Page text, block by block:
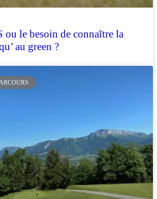
ou le besoin de connaître la
au green ?